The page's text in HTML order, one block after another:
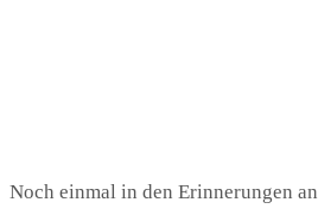
Noch einmal in den Erinnerungen